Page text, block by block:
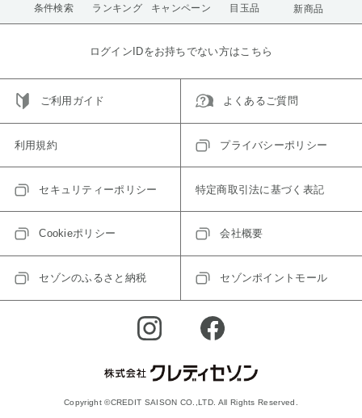
条件検索 ランキング キャンペーン 目玉品 新商品
ログインIDをお持ちでない方はこちら
ご利用ガイド よくあるご質問
利用規約 プライバシーポリシー
セキュリティーポリシー 特定商取引法に基づく表記
Cookieポリシー 会社概要
セゾンのふるさと納税 セゾンポイントモール
Copyright ©CREDIT SAISON CO.,LTD. All Rights Reserved.